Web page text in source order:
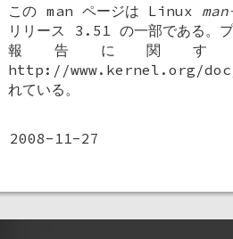
この man ページは Linux
リリース 3.51 の一部である。
報告に関す
http://www.kernel.org/
れている。
2008-11-27